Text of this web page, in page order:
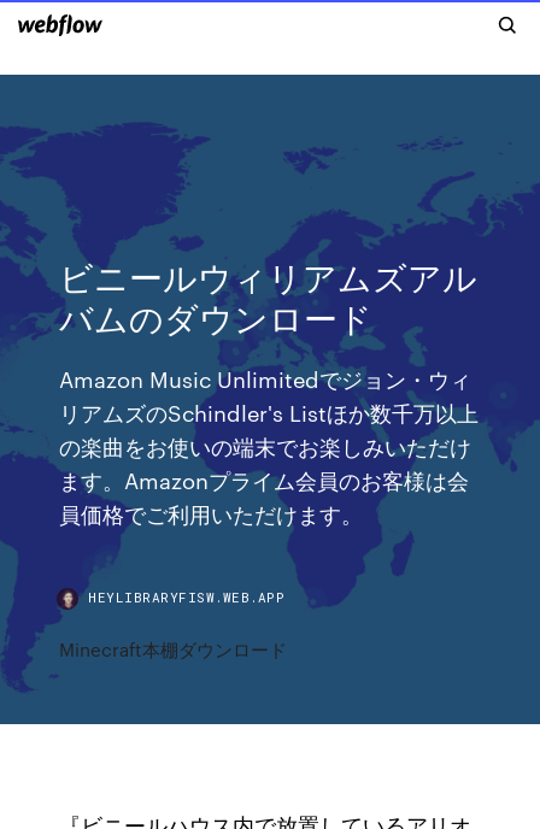
ビニールウィリアムズアル
バムのダウンロード
Amazon Music Unlimitedでジョン・ウィ
リアムズのSchindler's Listほか数千万以上
の楽曲をお使いの端末でお楽しみいただけ
ます。Amazonプライム会員のお客様は会
員価格でご利用いただけます。
HEYLIBRARYFISW.WEB.APP
Minecraft本棚ダウンロード